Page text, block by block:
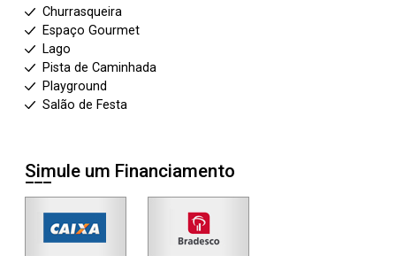
Churrasqueira
Espaço Gourmet
Lago
Pista de Caminhada
Playground
Salão de Festa
Simule um Financiamento